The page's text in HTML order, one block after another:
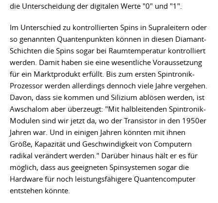
die Unterscheidung der digitalen Werte "0" und "1".
Im Unterschied zu kontrollierten Spins in Supraleitern oder
so genannten Quantenpunkten können in diesen Diamant-
Schichten die Spins sogar bei Raumtemperatur kontrolliert
werden. Damit haben sie eine wesentliche Voraussetzung
für ein Marktprodukt erfüllt. Bis zum ersten Spintronik-
Prozessor werden allerdings dennoch viele Jahre vergehen.
Davon, dass sie kommen und Silizium ablösen werden, ist
Awschalom aber überzeugt: "Mit halbleitenden Spintronik-
Modulen sind wir jetzt da, wo der Transistor in den 1950er
Jahren war. Und in einigen Jahren könnten mit ihnen
Größe, Kapazität und Geschwindigkeit von Computern
radikal verändert werden." Darüber hinaus hält er es für
möglich, dass aus geeigneten Spinsystemen sogar die
Hardware für noch leistungsfähigere Quantencomputer
entstehen könnte.